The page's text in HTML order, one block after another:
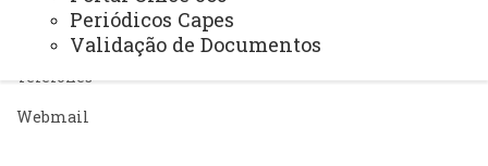
Periódicos Capes
Validação de Documentos
Sistemas
Telefones
Webmail